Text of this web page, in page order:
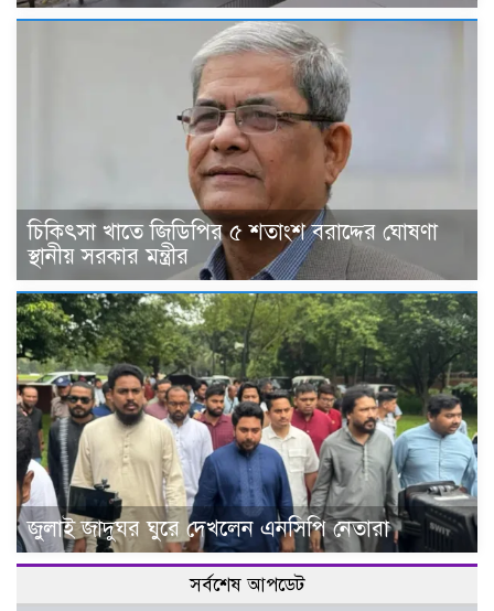
চিকিৎসা খাতে জিডিপির ৫ শতাংশ বরাদ্দের ঘোষণা
স্থানীয় সরকার মন্ত্রীর
জুলাই জাদুঘর ঘুরে দেখলেন এনসিপি নেতারা
সর্বশেষ আপডেট